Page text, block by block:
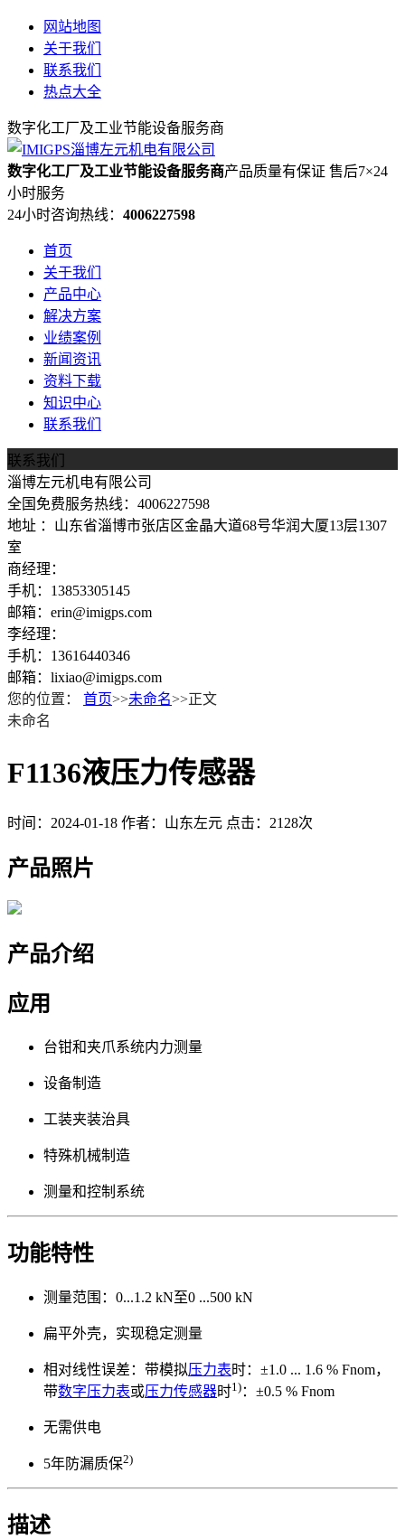
网站地图
关于我们
联系我们
热点大全
数字化工厂及工业节能设备服务商
数字化工厂及工业节能设备服务商产品质量有保证 售后7×24
小时服务
24小时咨询热线： 4006227598
首页
关于我们
产品中心
解决方案
业绩案例
新闻资讯
资料下载
知识中心
联系我们
联系我们
淄博左元机电有限公司
全国免费服务热线：4006227598
地址 ：山东省淄博市张店区金晶大道68号华润大厦13层1307
室
商经理：
手机：13853305145
邮箱：erin@imigps.com
李经理：
手机：13616440346
邮箱：lixiao@imigps.com
您的位置：
首页>>未命名>>正文
未命名
F1136液压力传感器
时间：2024-01-18 作者：山东左元 点击：2128次
产品照片
产品介绍
应用
台钳和夹爪系统内力测量
设备制造
工装夹装治具
特殊机械制造
测量和控制系统
功能特性
测量范围：0...1.2 kN至0 ...500 kN
扁平外壳，实现稳定测量
相对线性误差：带模拟压力表时：±1.0 ... 1.6 % Fnom，
带数字压力表或压力传感器时1) ：±0.5 % Fnom
无需供电
5年防漏质保2)
描述